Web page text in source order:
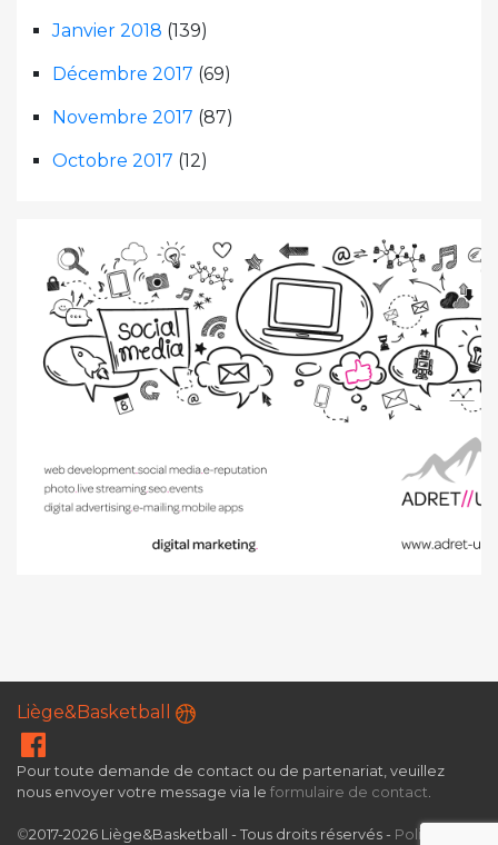
Janvier 2018 (139)
Décembre 2017 (69)
Novembre 2017 (87)
Octobre 2017 (12)
Liège&Basketball
Pour toute demande de contact ou de partenariat, veuillez
nous envoyer votre message via le formulaire de contact
©2017-2026 Liège&Basketball - Tous droits réservés - Politique